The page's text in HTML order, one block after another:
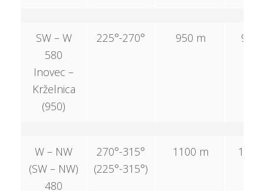
SW – W
580
Inovec –
Krželnica
(950)
225°-270° 950 m 950
W – NW
(SW – NW)
480
270°-315°
(225°-315°)
1100 m